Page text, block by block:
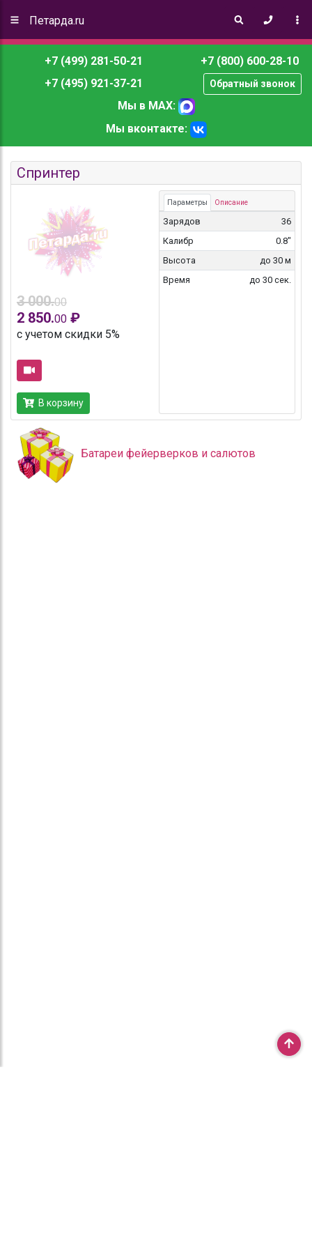
Петарда.ru
+7 (499) 281-50-21
+7 (495) 921-37-21
+7 (800) 600-28-10
Обратный звонок
Мы в MAX:
Мы вконтакте:
Спринтер
3 000.00
2 850.00 ₽
с учетом скидки 5%
В корзину
Параметры Описание
Зарядов
36
Калибр
0.8"
Высота
до 30 м
Время
до 30 сек.
Батареи фейерверков и салютов